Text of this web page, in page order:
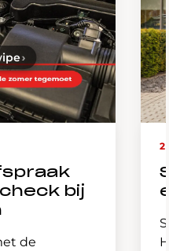
bij
de
›